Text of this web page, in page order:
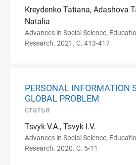
Кreydenko Tatiana, Adashova
Natalia
Advances in Social Science,
Research. 2021. С. 413-417
PERSONAL INFORMATION
GLOBAL PROBLEM
статья
Tsvyk V.A., Tsvyk I.V.
Advances in Social Science,
Research. 2020. С. 5-11